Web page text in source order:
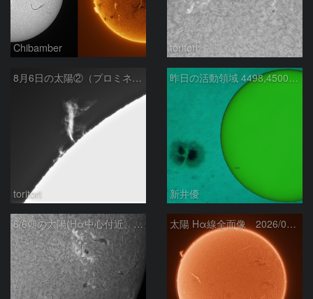
Chibamber toritori
8月6日の太陽②（プロミネン北東縁 ）
toritori
昨日の活動領域 4498,4500：2026/08/05
新井優
8/6朝の太陽(Hα中心付近、4498、4502付近) 太陽 Hα線全面像 2026/08/06